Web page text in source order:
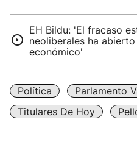
EH Bildu: 'El fracaso
neoliberales ha
económico'
Política
Parlamento
Titulares De Hoy